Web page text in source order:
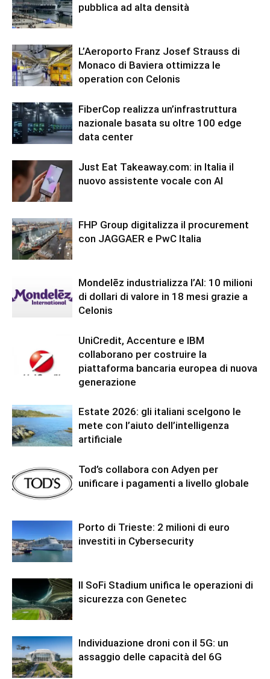
pubblica ad alta densità
L’Aeroporto Franz Josef Strauss di
Monaco di Baviera ottimizza le
operation con Celonis
FiberCop realizza un’infrastruttura
nazionale basata su oltre 100 edge
data center
Just Eat Takeaway.com: in Italia il
nuovo assistente vocale con AI
FHP Group digitalizza il procurement
con JAGGAER e PwC Italia
Mondelēz industrializza l’AI: 10 milioni
di dollari di valore in 18 mesi grazie a
Celonis
UniCredit, Accenture e IBM
collaborano per costruire la
piattaforma bancaria europea di nuova
generazione
Estate 2026: gli italiani scelgono le
mete con l’aiuto dell’intelligenza
artificiale
Tod’s collabora con Adyen per
unificare i pagamenti a livello globale
Porto di Trieste: 2 milioni di euro
investiti in Cybersecurity
Il SoFi Stadium unifica le operazioni di
sicurezza con Genetec
Individuazione droni con il 5G: un
assaggio delle capacità del 6G